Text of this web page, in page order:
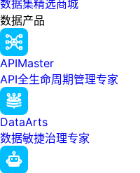
数据集精选商城
数据产品
APIMaster
API全生命周期管理专家
DataArts
数据敏捷治理专家